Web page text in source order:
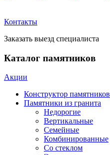
Контакты
Заказать выезд специалиста
Каталог памятников
Акции
Конструктор памятников
Памятники из гранита
Недорогие
Вертикальные
Семейные
Комбинированные
Со стеклом